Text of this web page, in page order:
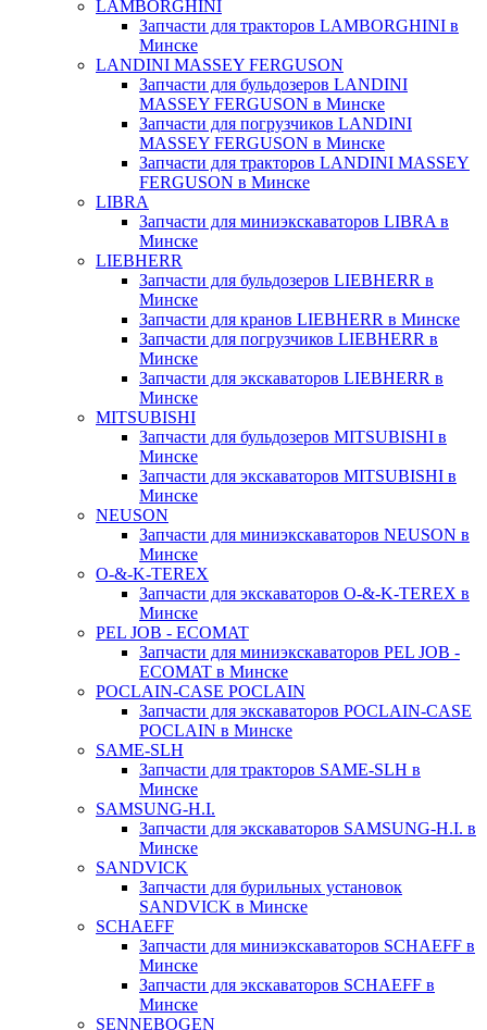
LAMBORGHINI
Запчасти для тракторов LAMBORGHINI в
Минске
LANDINI MASSEY FERGUSON
Запчасти для бульдозеров LANDINI
MASSEY FERGUSON в Минске
Запчасти для погрузчиков LANDINI
MASSEY FERGUSON в Минске
Запчасти для тракторов LANDINI MASSEY
FERGUSON в Минске
LIBRA
Запчасти для миниэкскаваторов LIBRA в
Минске
LIEBHERR
Запчасти для бульдозеров LIEBHERR в
Минске
Запчасти для кранов LIEBHERR в Минске
Запчасти для погрузчиков LIEBHERR в
Минске
Запчасти для экскаваторов LIEBHERR в
Минске
MITSUBISHI
Запчасти для бульдозеров MITSUBISHI в
Минске
Запчасти для экскаваторов MITSUBISHI в
Минске
NEUSON
Запчасти для миниэкскаваторов NEUSON в
Минске
O-&-K-TEREX
Запчасти для экскаваторов O-&-K-TEREX в
Минске
PEL JOB - ECOMAT
Запчасти для миниэкскаваторов PEL JOB -
ECOMAT в Минске
POCLAIN-CASE POCLAIN
Запчасти для экскаваторов POCLAIN-CASE
POCLAIN в Минске
SAME-SLH
Запчасти для тракторов SAME-SLH в
Минске
SAMSUNG-H.I.
Запчасти для экскаваторов SAMSUNG-H.I. в
Минске
SANDVICK
Запчасти для бурильных установок
SANDVICK в Минске
SCHAEFF
Запчасти для миниэкскаваторов SCHAEFF в
Минске
Запчасти для экскаваторов SCHAEFF в
Минске
SENNEBOGEN